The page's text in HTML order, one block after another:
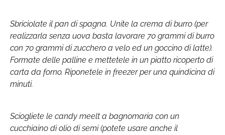
Sbriciolate il pan di spagna. Unite la crema di burro (per
realizzarla senza uova basta lavorare 70 grammi di burro
con 70 grammi di zucchero a velo ed un goccino di latte).
Formate delle palline e mettetele in un piatto ricoperto di
carta da forno. Riponetele in freezer per una quindicina di
minuti.
Sciogliete le candy meelt a bagnomaria con un
cucchiaino di olio di semi (potete usare anche il